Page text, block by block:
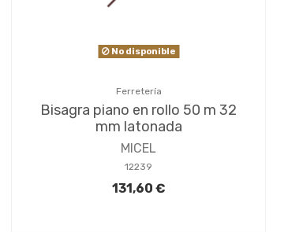
No disponible
Ferretería
Bisagra piano en rollo 50 m 32
mm latonada
MICEL
12239
131,60 €